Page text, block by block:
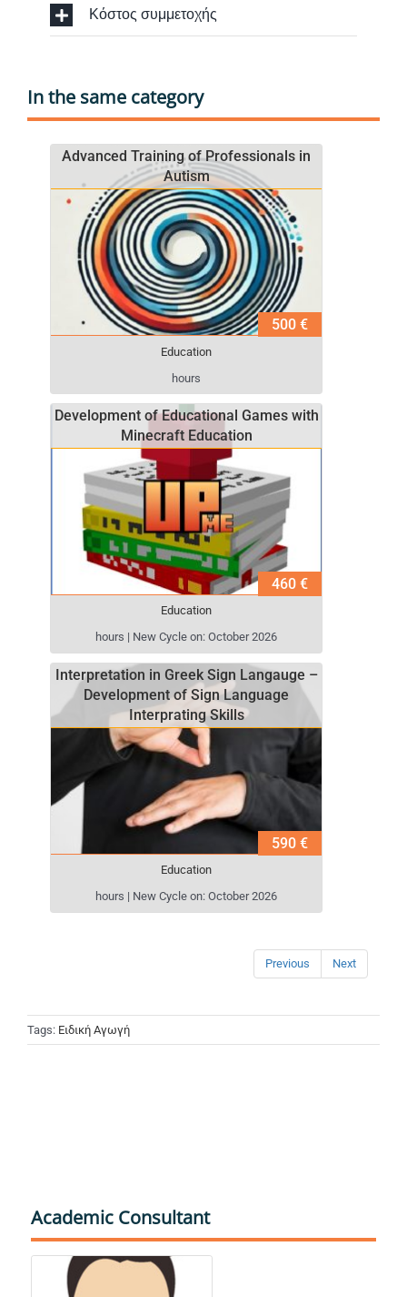
Κόστος συμμετοχής
In the same category
500 €
Advanced Training of Professionals in
Autism
Education
hours
460 €
Development of Educational Games with
Minecraft Education
Education
hours | New Cycle on: October 2026
590 €
Interpretation in Greek Sign Langauge –
Development of Sign Language
Interprating Skills
Education
hours | New Cycle on: October 2026
Previous Next
Tags: Ειδική Αγωγή
Academic Consultant